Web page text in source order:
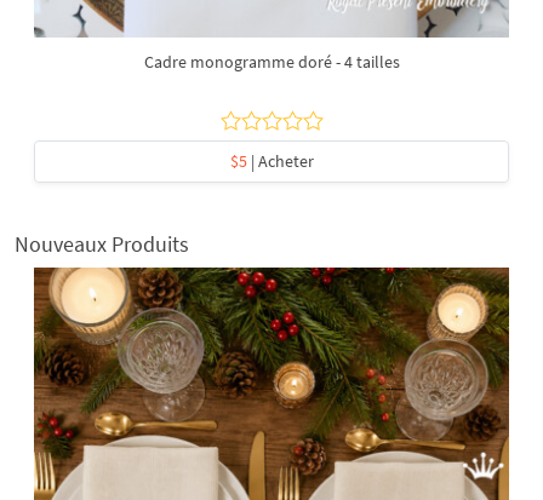
Cadre monogramme doré - 4 tailles
$5| Acheter
Nouveaux Produits